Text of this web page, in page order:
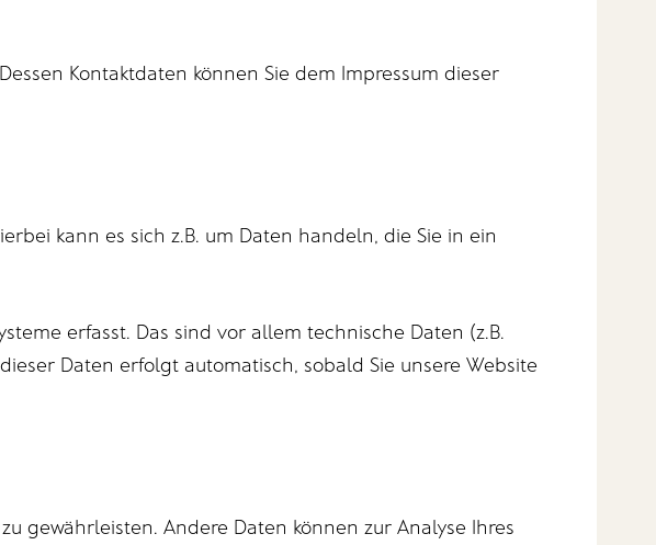
Kontaktdaten können Sie dem Impressum dieser
kann es sich z.B. um Daten handeln, die Sie in ein
erfasst. Das sind vor allem technische Daten (z.B.
Daten erfolgt automatisch, sobald Sie unsere Website
gewährleisten. Andere Daten können zur Analyse Ihres